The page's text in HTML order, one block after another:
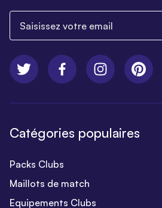
Catégories populaires
Packs Clubs
Maillots de match
Equipements Clubs